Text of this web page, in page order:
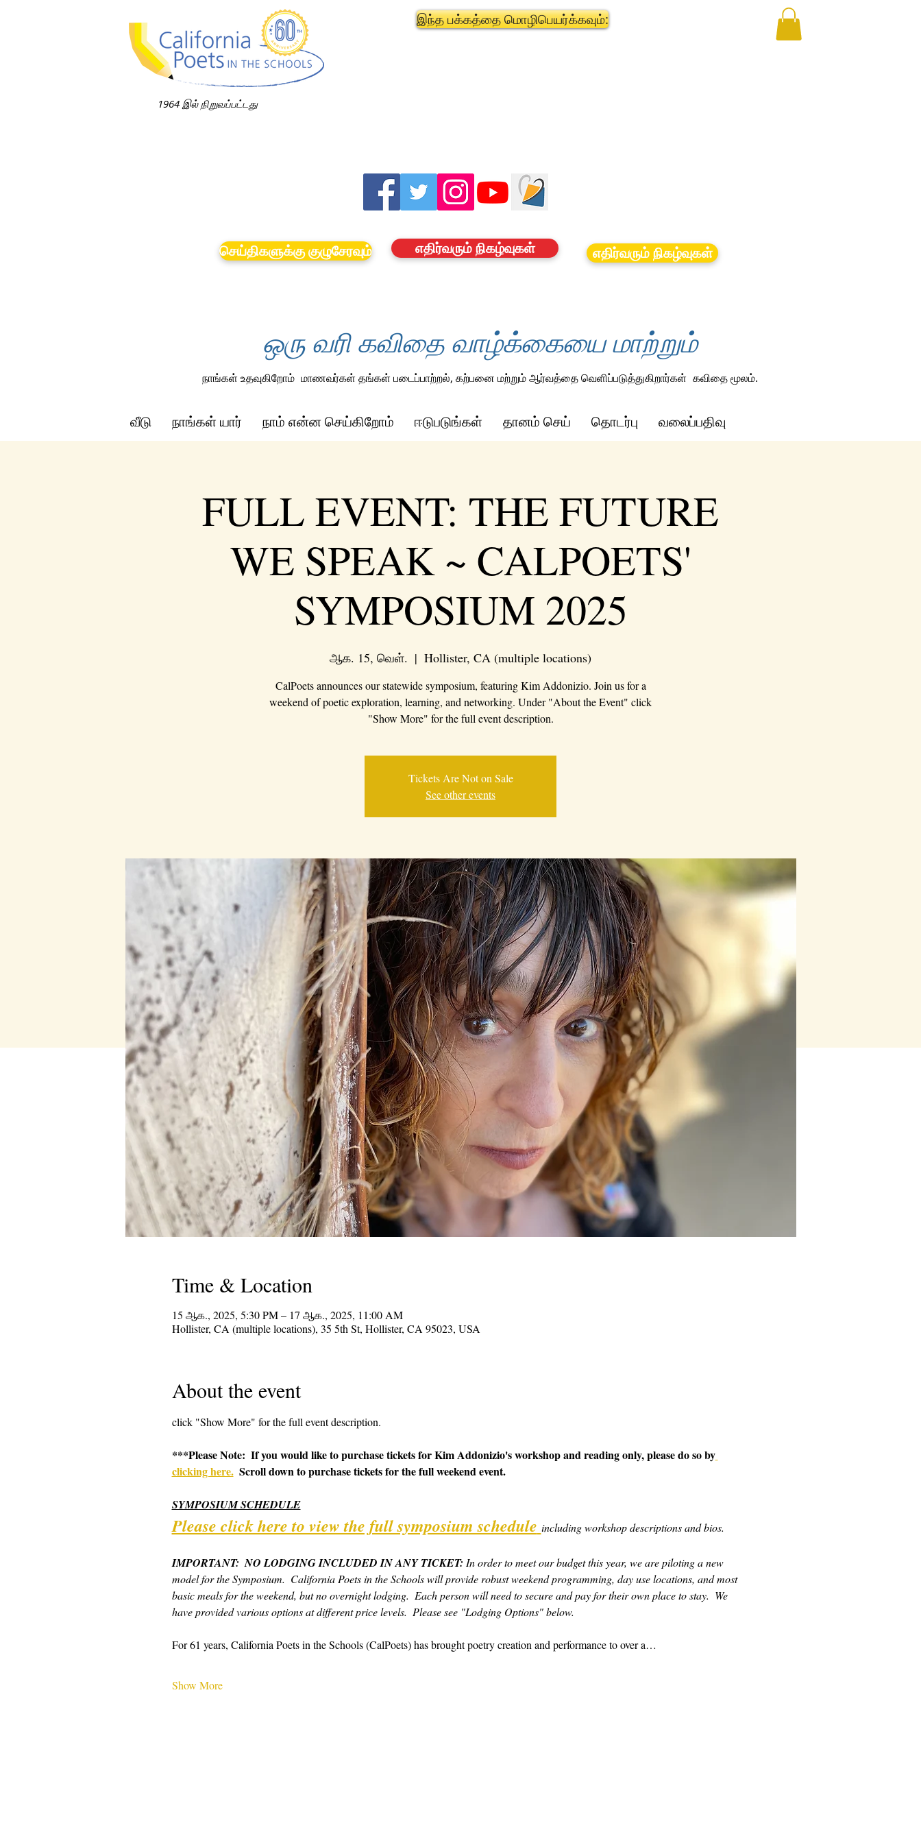
1964 இல் நிறுவப்பட்டது
இந்த பக்கத்தை மொழிபெயர்க்கவும்:
செய்திகளுக்கு குழுசேரவும் எதிர்வரும் நிகழ்வுகள் எதிர்வரும் நிகழ்வுகள்
ஒரு வரி கவிதை வாழ்க்கையை மாற்றும்
நாங்கள் உதவுகிறோம் மாணவர்கள் தங்கள் படைப்பாற்றல், கற்பனை மற்றும் ஆர்வத்தை வெளிப்படுத்துகிறார்கள் கவிதை மூலம்.
வீடு நாங்கள் யார் நாம் என்ன செய்கிறோம் ஈடுபடுங்கள் தானம் செய் தொடர்பு வலைப்பதிவு
FULL EVENT: THE FUTURE
WE SPEAK ~ CALPOETS'
SYMPOSIUM 2025
ஆக. 15, வெள்.
  |
Hollister, CA (multiple locations)
CalPoets announces our statewide symposium, featuring Kim Addonizio. Join us for a
weekend of poetic exploration, learning, and networking. Under "About the Event" click
"Show More" for the full event description.
Tickets Are Not on Sale
See other events
Time & Location
15 ஆக., 2025, 5:30 PM – 17 ஆக., 2025, 11:00 AM
Hollister, CA (multiple locations), 35 5th St, Hollister, CA 95023, USA
About the event
click "Show More" for the full event description.
***Please Note:  If you would like to purchase tickets for Kim Addonizio's workshop and reading only, please do so by
clicking here.
  Scroll down to purchase tickets for the full weekend event.
SYMPOSIUM SCHEDULE
Please click here to view the full symposium schedule including workshop descriptions and bios.
IMPORTANT:  NO LODGING INCLUDED IN ANY TICKET: In order to meet our budget this year, we are piloting a new
model for the Symposium.  California Poets in the Schools will provide robust weekend programming, day use locations, and most
basic meals for the weekend, but no overnight lodging.  Each person will need to secure and pay for their own place to stay.  We
have provided various options at different price levels.  Please see "Lodging Options" below.
For 61 years, California Poets in the Schools (CalPoets) has brought poetry creation and performance to over a…
Show More